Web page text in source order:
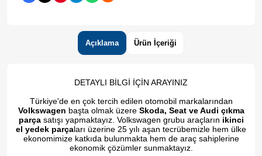
Açıklama Ürün İçeriği
DETAYLI BİLGİ İÇİN ARAYINIZ
Türkiye'de en çok tercih edilen otomobil markalarından
Volkswagen başta olmak üzere Skoda, Seat ve Audi çıkma
parçasatışı yapmaktayız. Volkswagen grubu araçların ikinci
el yedek parçaları üzerine 25 yılı aşan tecrübemizle hem ülke
ekonomimize katkıda bulunmakta hem de araç sahiplerine
ekonomik çözümler sunmaktayız.